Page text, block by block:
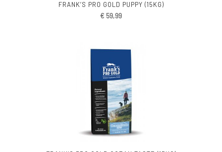
FRANK’S PRO GOLD PUPPY (15KG)
€ 59,99